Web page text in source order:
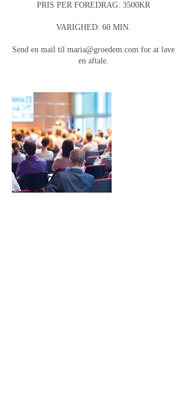
PRIS PER FOREDRAG: 3500KR
VARIGHED: 60 MIN.
Send en mail til maria@groedem.com for at lave
en aftale.